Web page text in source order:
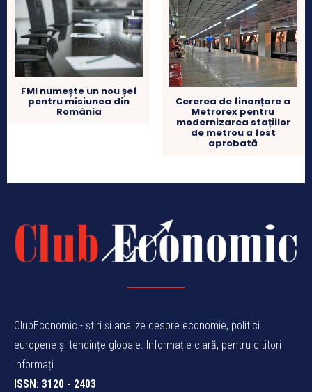
FMI numește un nou șef
pentru misiunea din
România
Cererea de finanțare a
Metrorex pentru
modernizarea stațiilor
de metrou a fost
aprobată
ClubEconomic - știri și analize despre economie, politici
europene și tendințe globale. Informație clară, pentru cititori
informați.
ISSN: 3120 - 2403